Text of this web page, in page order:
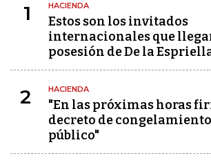
1 HACIENDA
Estos son los invitados
internacionales que
posesión de De la
2 HACIENDA
"En las próximas horas
decreto de
público"